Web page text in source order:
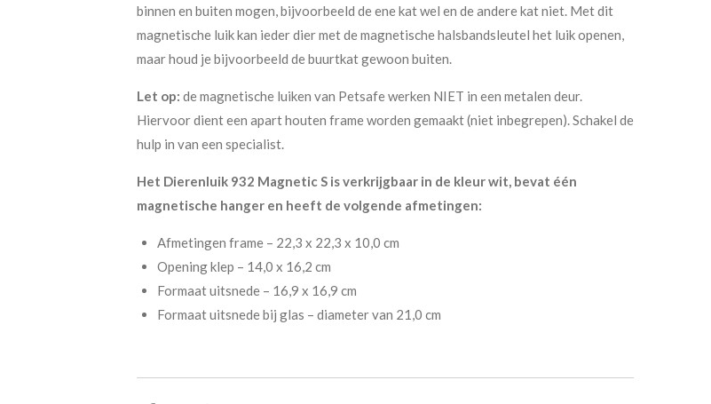
binnen en buiten mogen, bijvoorbeeld de ene kat wel en de andere kat niet. Met dit
magnetische luik kan ieder dier met de magnetische halsbandsleutel het luik openen,
maar houd je bijvoorbeeld de buurtkat gewoon buiten.
Let op: de magnetische luiken van Petsafe werken NIET in een metalen deur.
Hiervoor dient een apart houten frame worden gemaakt (niet inbegrepen). Schakel de
hulp in van een specialist.
Het Dierenluik 932 Magnetic S is verkrijgbaar in de kleur wit, bevat één
magnetische hanger en heeft de volgende afmetingen:
Afmetingen frame – 22,3 x 22,3 x 10,0 cm
Opening klep – 14,0 x 16,2 cm
Formaat uitsnede – 16,9 x 16,9 cm
Formaat uitsnede bij glas – diameter van 21,0 cm